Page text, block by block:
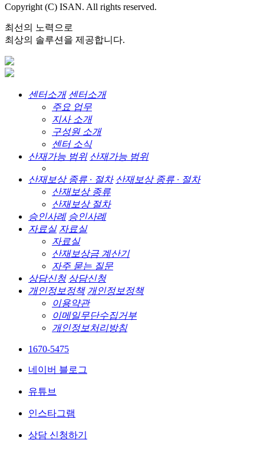
Copyright (C) ISAN. All rights reserved.
최선의 노력으로
최상의 솔루션을 제공합니다.
센터소개 센터소개
주요 업무
지사 소개
구성원 소개
센터 소식
산재가능 범위 산재가능 범위
산재보상 종류 · 절차 산재보상 종류 · 절차
산재보상 종류
산재보상 절차
승인사례 승인사례
자료실 자료실
자료실
산재보상금 계산기
자주 묻는 질문
상담신청 상담신청
개인정보정책 개인정보정책
이용약관
이메일무단수집거부
개인정보처리방침
1670-5475
네이버 블로그
유튜브
인스타그램
상담 신청하기